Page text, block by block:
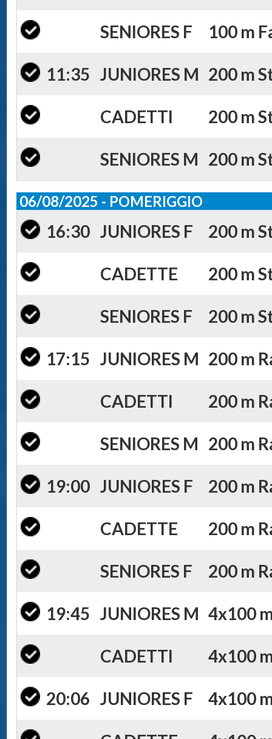
SENIORES F 100 m
11:35 JUNIORES M 200 m
CADETTI 200 m
SENIORES M 200 m
06/08/2025 - POMERIGGIO
16:30 JUNIORES F 200 m
CADETTE 200 m
SENIORES F 200 m
17:15 JUNIORES M 200 m
CADETTI 200 m
SENIORES M 200 m
19:00 JUNIORES F 200 m
CADETTE 200 m
SENIORES F 200 m
19:45 JUNIORES M 4x100
CADETTI 4x100
20:06 JUNIORES F 4x100